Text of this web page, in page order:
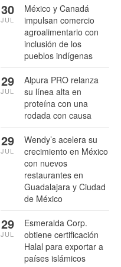
México y Canadá
impulsan comercio
agroalimentario con
inclusión de los
pueblos indígenas
30
JUL
Alpura PRO relanza
su línea alta en
proteína con una
rodada con causa
29
JUL
Wendy’s acelera su
crecimiento en México
con nuevos
restaurantes en
Guadalajara y Ciudad
de México
29
JUL
Esmeralda Corp.
obtiene certificación
Halal para exportar a
países islámicos
29
JUL